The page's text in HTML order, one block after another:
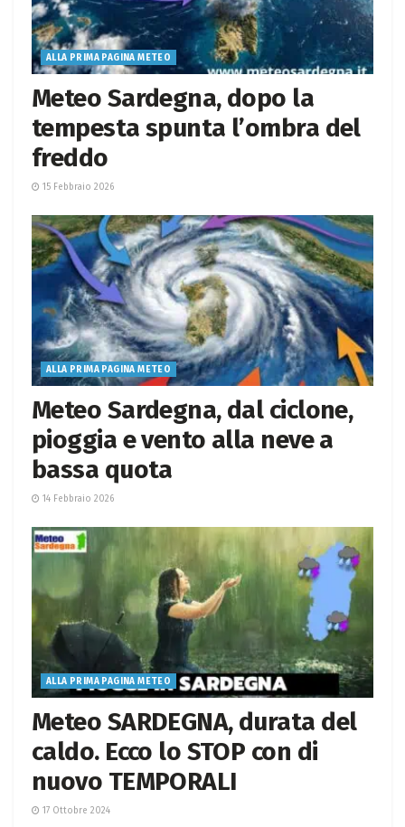
ALLA PRIMA PAGINA METEO
Meteo Sardegna, dopo la
tempesta spunta l’ombra del
freddo
15 Febbraio 2026
ALLA PRIMA PAGINA METEO
Meteo Sardegna, dal ciclone,
pioggia e vento alla neve a
bassa quota
14 Febbraio 2026
ALLA PRIMA PAGINA METEO
Meteo SARDEGNA, durata del
caldo. Ecco lo STOP con di
nuovo TEMPORALI
17 Ottobre 2024